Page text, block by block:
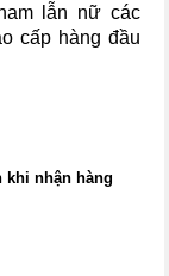
lẫn nữ các
cấp hàng đầu
khi nhận hàng